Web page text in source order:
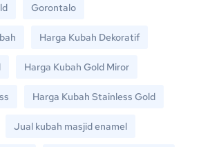
Gorontalo
Harga Kubah Dekoratif
Harga Kubah Gold Miror
Harga Kubah Stainless Gold
Jual kubah masjid enamel